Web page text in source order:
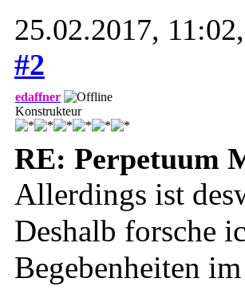
25.02.2017, 11:02,
#2
edaffner
Konstrukteur
RE: Perpetuum
Allerdings ist
Deshalb forsche
Begebenheiten